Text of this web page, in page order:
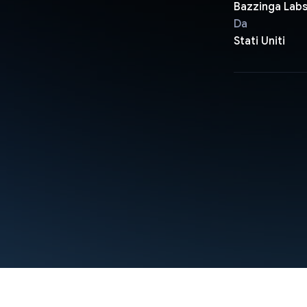
Bazzinga Labs
Da
Stati Uniti